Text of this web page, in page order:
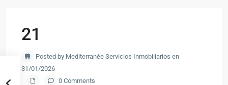
21
Posted by Mediterranée Servicios Inmobiliarios en
31/01/2026
0 Comments